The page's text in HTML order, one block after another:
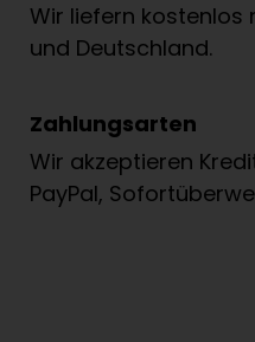
Wir liefern kostenlos
und Deutschland.
Zahlungsarten
Wir akzeptieren
PayPal,